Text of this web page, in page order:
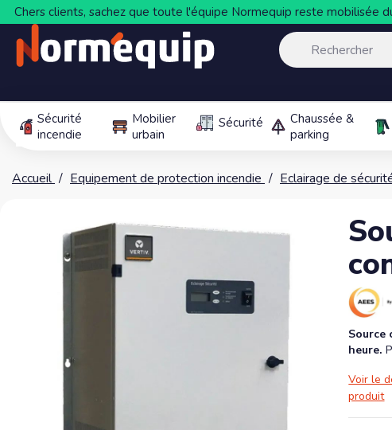
Chers clients, sachez que toute l'équipe Normequip reste mobilisée
Sécurité
incendie
Mobilier
urbain
Sécurité
Chaussée &
parking
Accueil Equipement de protection incendie Eclairage de
Source
heure.
Voir le
produit